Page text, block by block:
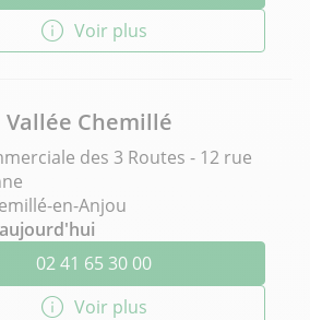
Voir plus
Vallée Chemillé
des 3 Routes - 12 rue
en-Anjou
02 41 65 30 00
Voir plus